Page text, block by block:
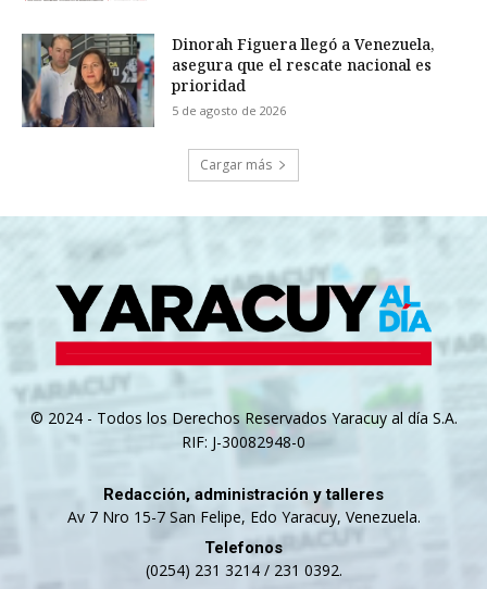
Dinorah Figuera llegó a Venezuela,
asegura que el rescate nacional es
prioridad
5 de agosto de 2026
Cargar más
© 2024 - Todos los Derechos Reservados Yaracuy al día S.A.
RIF: J-30082948-0
Redacción, administración y talleres
Av 7 Nro 15-7 San Felipe, Edo Yaracuy, Venezuela.
Telefonos
(0254) 231 3214 / 231 0392.